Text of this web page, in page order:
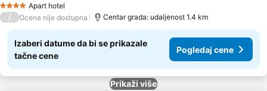
4 ZvezdiceApart hotel
/ Ocena nije dostupna Centar grada: udaljenost 1.4 km
Izaberi datume da bi se prikazale
tačne cene
Pogledaj cene
Prikaži više